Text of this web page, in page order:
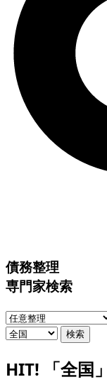
債務整理
専門家検索
検索
HIT! 「全